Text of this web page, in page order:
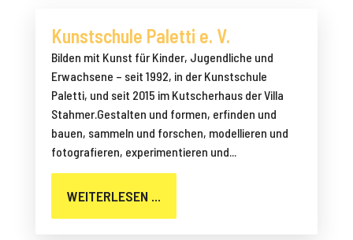
Kunstschule Paletti e. V.
Bilden mit Kunst für Kinder, Jugendliche und
Erwachsene – seit 1992, in der Kunstschule
Paletti, und seit 2015 im Kutscherhaus der Villa
Stahmer.Gestalten und formen, erfinden und
bauen, sammeln und forschen, modellieren und
fotografieren, experimentieren und...
WEITERLESEN ...